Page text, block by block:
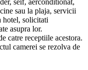
seif, aerconditionat,
sau la plaja, servicii
hotel, solicitati
asupra lor.
catre receptiile acestora.
camerei se rezolva de